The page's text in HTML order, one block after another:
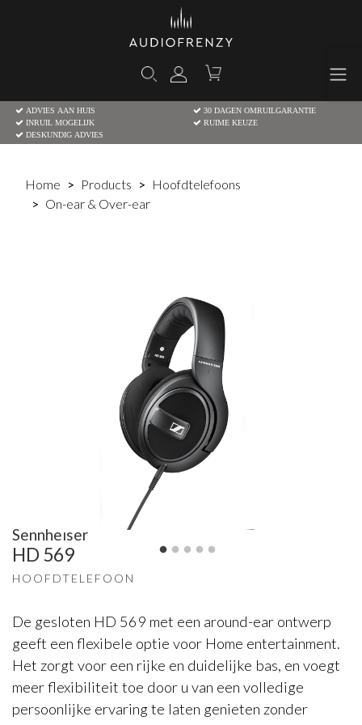
ADVIES AAN HUIS
30 DAGEN OMRUILGARANTIE
INRUIL MOGELIJK
RUIME KEUZE
DESKUNDIG ADVIES
Home Products
Hoofdtelefoons
On-ear & Over-ear
Sennheiser
HD 569
HOOFDTELEFOON
De gesloten HD 569 met een around-ear ontwerp
geeft een flexibele optie voor Home entertainment.
Het zorgt voor een rijke en duidelijke bas, en voegt
meer flexibiliteit toe door u van een volledige
persoonlijke ervaring te laten genieten zonder